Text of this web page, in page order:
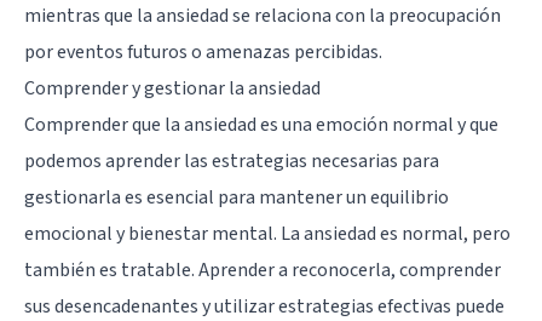
mientras que la ansiedad se relaciona con la preocupación
por eventos futuros o amenazas percibidas.
Comprender y gestionar la ansiedad
Comprender que la ansiedad es una emoción normal y que
podemos aprender las estrategias necesarias para
gestionarla es esencial para mantener un equilibrio
emocional y bienestar mental. La ansiedad es normal, pero
también es tratable. Aprender a reconocerla, comprender
sus desencadenantes y utilizar estrategias efectivas puede